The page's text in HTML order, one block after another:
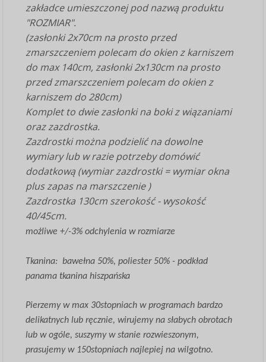
zakładce umieszczonej pod nazwą produktu
"ROZMIAR".
(zasłonki 2x70cm na prosto przed
zmarszczeniem polecam do okien z karniszem
do max 140cm, zasłonki 2x130cm na prosto
przed zmarszczeniem polecam do okien z
karniszem do 280cm)
Komplet to dwie zasłonki na boki z wiązaniami
oraz zazdrostka.
Zazdrostki można podzielić na dowolne
wymiary lub w razie potrzeby domówić
dodatkową (wymiar zazdrostki = wymiar okna
plus zapas na marszczenie )
Zazdrostka 130cm szerokość - wysokość
40/45cm.
możliwe +/-3% odchylenia w rozmiarze
Tkanina: bawełna 50%, poliester 50% - podkład
panama tkanina hiszpańska
Pierzemy w max 30stopniach w programach bardzo
delikatnych lub ręcznie, wirujemy na słabych obrotach
lub w ogóle, suszymy w stanie rozwieszonym,
prasujemy w 150stopniach najlepiej na wilgotno.